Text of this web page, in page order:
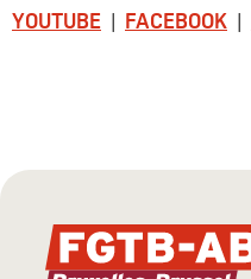
YOUTUBE | FACEBOOK |